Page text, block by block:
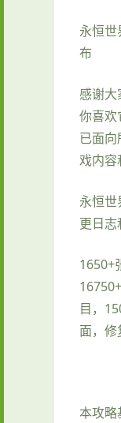
永恒世
布
感谢
你喜欢
已面
戏内容
永恒世
更日志
1650+
目，
面，修
本攻略